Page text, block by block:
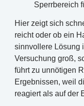
Sperrbereich
Hier zeigt sich
reicht oder ob ein
sinnvollere Lösung
Versuchung groß,
führt zu unnötigen
Ergebnissen, weil
reagiert als auf der